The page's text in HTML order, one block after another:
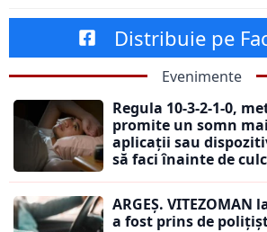
Distribuie pe
Evenimente
Regula 10-3-2-1-0,
promite un somn
aplicații sau
să faci înainte de
ARGEȘ. VITEZOMAN
a fost prins de